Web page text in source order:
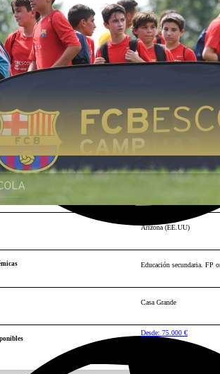
RENDIMIENTO FC BARÇA USA
Arizona (EE.UU)
Educación secundaria. FP
Casa Grande
Desde:75.000€